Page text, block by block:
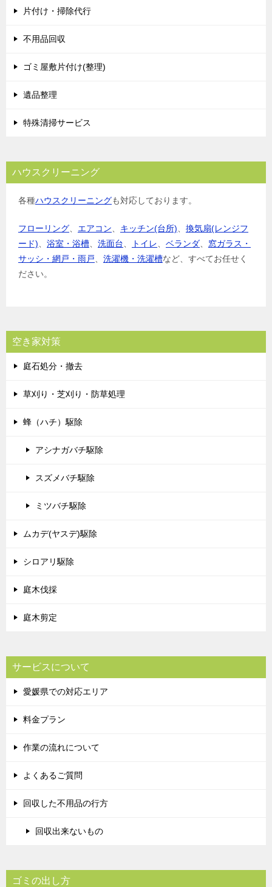
片付け・掃除代行
不用品回収
ゴミ屋敷片付け(整理)
遺品整理
特殊清掃サービス
ハウスクリーニング
各種ハウスクリーニングも対応しております。
フローリング エアコン キッチン(台所)
換気扇(レンジフ
ード)
浴室・浴槽 洗面台 トイレ ベランダ
窓ガラス・
サッシ・網戸・雨戸
洗濯機・洗濯槽など、すべてお任せく
ださい。
空き家対策
庭石処分・撤去
草刈り・芝刈り・防草処理
蜂（ハチ）駆除
アシナガバチ駆除
スズメバチ駆除
ミツバチ駆除
ムカデ(ヤスデ)駆除
シロアリ駆除
庭木伐採
庭木剪定
サービスについて
愛媛県での対応エリア
料金プラン
作業の流れについて
よくあるご質問
回収した不用品の行方
回収出来ないもの
ゴミの出し方